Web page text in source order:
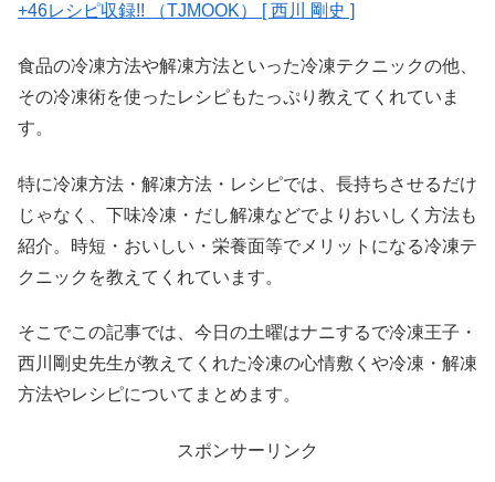
+46レシピ収録!! （TJMOOK） [ 西川 剛史 ]
食品の冷凍方法や解凍方法といった冷凍テクニックの他、
その冷凍術を使ったレシピもたっぷり教えてくれていま
す。
特に冷凍方法・解凍方法・レシピでは、長持ちさせるだけ
じゃなく、下味冷凍・だし解凍などでよりおいしく方法も
紹介。時短・おいしい・栄養面等でメリットになる冷凍テ
クニックを教えてくれています。
そこでこの記事では、今日の土曜はナニするで冷凍王子・
西川剛史先生が教えてくれた冷凍の心情敷くや冷凍・解凍
方法やレシピについてまとめます。
スポンサーリンク